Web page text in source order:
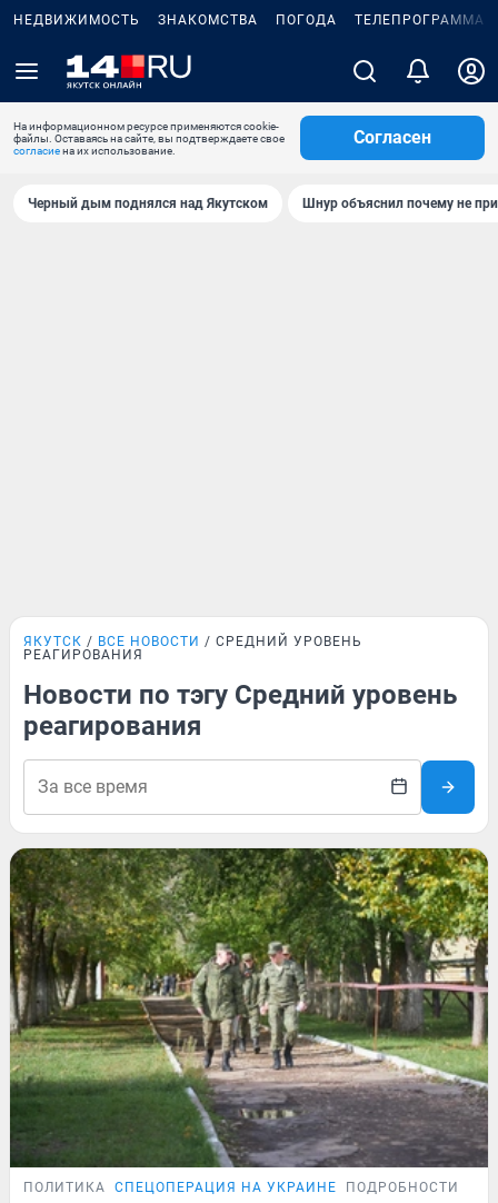
НЕДВИЖИМОСТЬ ЗНАКОМСТВА ПОГОДА ТЕЛЕПРОГРАММА
На информационном ресурсе применяются cookie-
файлы. Оставаясь на сайте, вы подтверждаете свое
согласиена их использование.
Согласен
Черный дым поднялся над Якутском Шнур объяснил почему не
ЯКУТСК ВСЕ НОВОСТИ
СРЕДНИЙ УРОВЕНЬ
РЕАГИРОВАНИЯ
Новости по тэгу Средний уровень
реагирования
ПОЛИТИКА СПЕЦОПЕРАЦИЯ НА УКРАИНЕ ПОДРОБНОСТИ